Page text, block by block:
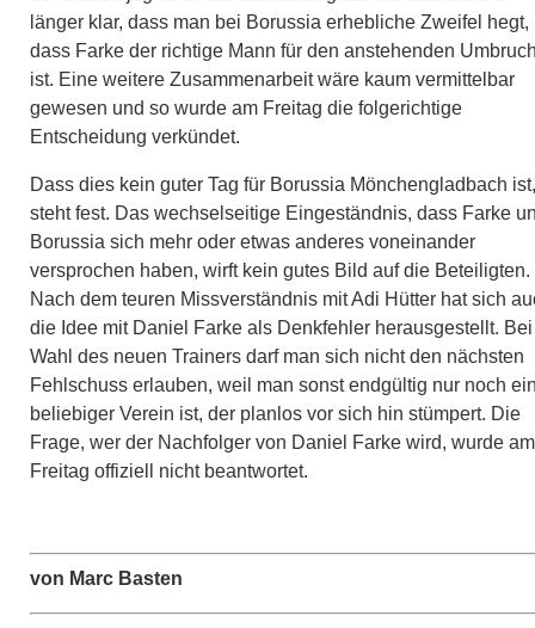
länger klar, dass man bei Borussia erhebliche Zweifel hegt,
dass Farke der richtige Mann für den anstehenden
ist. Eine weitere Zusammenarbeit wäre kaum vermittelbar
gewesen und so wurde am Freitag die folgerichtige
Entscheidung verkündet.
Dass dies kein guter Tag für Borussia Mönchengladbach ist,
steht fest. Das wechselseitige Eingeständnis, dass Farke
Borussia sich mehr oder etwas anderes voneinander
versprochen haben, wirft kein gutes Bild auf die Beteiligten.
Nach dem teuren Missverständnis mit Adi Hütter hat sich
die Idee mit Daniel Farke als Denkfehler herausgestellt.
Wahl des neuen Trainers darf man sich nicht den nächsten
Fehlschuss erlauben, weil man sonst endgültig nur noch
beliebiger Verein ist, der planlos vor sich hin stümpert. Die
Frage, wer der Nachfolger von Daniel Farke wird, wurde am
Freitag offiziell nicht beantwortet.
von Marc Basten